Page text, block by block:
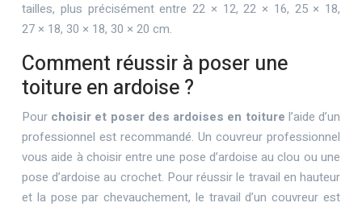
tailles, plus précisément entre 22 × 12, 22 × 16, 25 × 18,
27 × 18, 30 × 18, 30 × 20 cm.
Comment réussir à poser une
toiture en ardoise ?
Pour choisir et poser des ardoises en toiture l’aide d’un
professionnel est recommandé. Un couvreur professionnel
vous aide à choisir entre une pose d’ardoise au clou ou une
pose d’ardoise au crochet. Pour réussir le travail en hauteur
et la pose par chevauchement, le travail d’un couvreur est